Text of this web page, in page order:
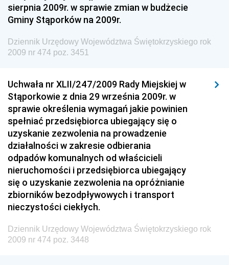
Dziennik Urzędowy Ministra Gospodarki Morskiej i
Żeglugi Śródlądowej
Dziennik Urzędowy Ministra Energii
Dziennik Urzędowy Ministra Finansów
Dziennik Urzędowy Ministra Rozwoju i Finansów
Dziennik Urzędowy Wyższego Urzędu Górniczego
Dziennik Urzędowy Prezesa Urzędu Transportu
Kolejowego
Dziennik Urzędowy Ministra Przedsiębiorczości i
Technologii
Dziennik Urzędowy Ministra Inwestycji i Rozwoju
Dziennik Urzędowy Naczelnego Dyrektora Archiwów
Państwowych
Dziennik Urzędowy Ministra Finansów, Inwestycji i
Rozwoju
sierpnia 2009r. w sprawie zmian w budżecie
Gminy Stąporków na 2009r.
Dziennik Urzędowy Województwa Świętokrzyskiego rok
2009 nr 474 poz. 3451
Uchwała nr XLII/247/2009 Rady Miejskiej w
Stąporkowie z dnia 29 września 2009r. w
sprawie określenia wymagań jakie powinien
spełniać przedsiębiorca ubiegający się o
uzyskanie zezwolenia na prowadzenie
działalności w zakresie odbierania
odpadów komunalnych od właścicieli
nieruchomości i przedsiębiorca ubiegający
się o uzyskanie zezwolenia na opróżnianie
zbiorników bezodpływowych i transport
nieczystości ciekłych.
Dziennik Urzędowy Województwa Świętokrzyskiego rok
2009 nr 474 poz. 3448